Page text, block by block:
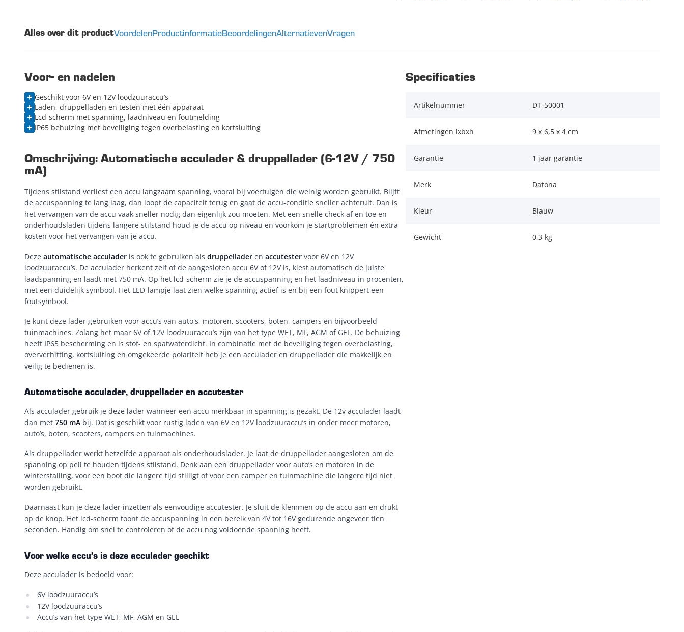
Alles over dit productVoordelenProductinformatieBeoordelingenAlternatievenVragen
Specificaties
Artikelnummer DT-50001
Afmetingen lxbxh 9 x 6,5 x 4 cm
Garantie 1 jaar garantie
Merk Datona
Kleur Blauw
Gewicht 0,3 kg
Voor- en nadelen
Geschikt voor 6V en 12V loodzuuraccu’s
Laden, druppelladen en testen met één apparaat
Lcd-scherm met spanning, laadniveau en foutmelding
IP65 behuizing met beveiliging tegen overbelasting en kortsluiting
Omschrijving: Automatische acculader & druppellader (6-12V / 750
mA)
Tijdens stilstand verliest een accu langzaam spanning, vooral bij voertuigen die weinig worden gebruikt. Blijft
de accuspanning te lang laag, dan loopt de capaciteit terug en gaat de accu-conditie sneller achteruit. Dan is
het vervangen van de accu vaak sneller nodig dan eigenlijk zou moeten. Met een snelle check af en toe en
onderhoudsladen tijdens langere stilstand houd je de accu op niveau en voorkom je startproblemen én extra
kosten voor het vervangen van je accu.
Deze automatische acculader is ook te gebruiken als druppellader en accutester voor 6V en 12V
loodzuuraccu’s. De acculader herkent zelf of de aangesloten accu 6V of 12V is, kiest automatisch de juiste
laadspanning en laadt met 750 mA. Op het lcd-scherm zie je de accuspanning en het laadniveau in procenten,
met een duidelijk symbool. Het LED-lampje laat zien welke spanning actief is en bij een fout knippert een
foutsymbool.
Je kunt deze lader gebruiken voor accu’s van auto's, motoren, scooters, boten, campers en bijvoorbeeld
tuinmachines. Zolang het maar 6V of 12V loodzuuraccu’s zijn van het type WET, MF, AGM of GEL. De behuizing
heeft IP65 bescherming en is stof- en spatwaterdicht. In combinatie met de beveiliging tegen overbelasting,
oververhitting, kortsluiting en omgekeerde polariteit heb je een acculader en druppellader die makkelijk en
veilig te bedienen is.
Automatische acculader, druppellader en accutester
Als acculader gebruik je deze lader wanneer een accu merkbaar in spanning is gezakt. De 12v acculader laadt
dan met 750 mA bij. Dat is geschikt voor rustig laden van 6V en 12V loodzuuraccu’s in onder meer motoren,
auto’s, boten, scooters, campers en tuinmachines.
Als druppellader werkt hetzelfde apparaat als onderhoudslader. Je laat de druppellader aangesloten om de
spanning op peil te houden tijdens stilstand. Denk aan een druppellader voor auto’s en motoren in de
winterstalling, voor een boot die langere tijd stilligt of voor een camper en tuinmachine die langere tijd niet
worden gebruikt.
Daarnaast kun je deze lader inzetten als eenvoudige accutester. Je sluit de klemmen op de accu aan en drukt
op de knop. Het lcd-scherm toont de accuspanning in een bereik van 4V tot 16V gedurende ongeveer tien
seconden. Handig om snel te controleren of de accu nog voldoende spanning heeft.
Voor welke accu’s is deze acculader geschikt
Deze acculader is bedoeld voor:
6V loodzuuraccu’s
12V loodzuuraccu’s
Accu’s van het type WET, MF, AGM en GEL